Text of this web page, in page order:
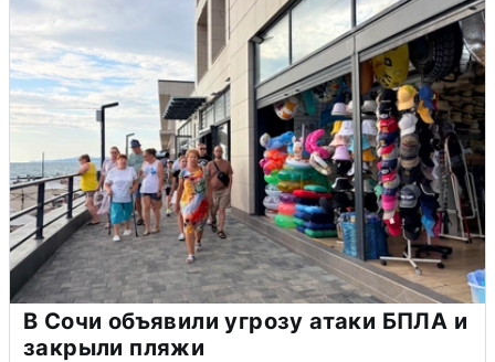
В Сочи объявили угрозу атаки БПЛА и
закрыли пляжи